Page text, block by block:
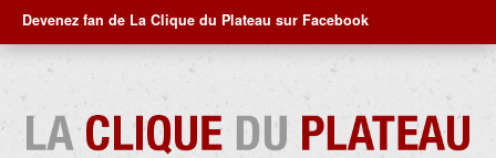
Devenez fan de La Clique du Plateau sur Facebook